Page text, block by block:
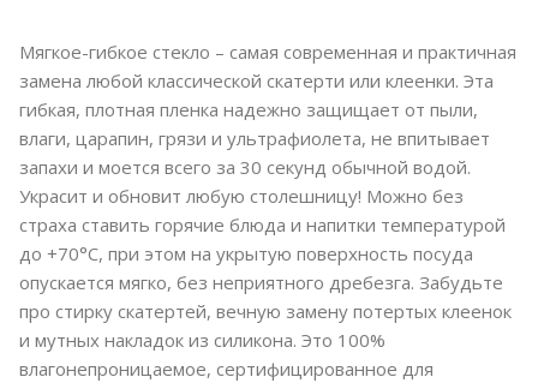
Мягкое-гибкое стекло – самая современная и практичная
замена любой классической скатерти или клеенки. Эта
гибкая, плотная пленка надежно защищает от пыли,
влаги, царапин, грязи и ультрафиолета, не впитывает
запахи и моется всего за 30 секунд обычной водой.
Украсит и обновит любую столешницу! Можно без
страха ставить горячие блюда и напитки температурой
до +70°C, при этом на укрытую поверхность посуда
опускается мягко, без неприятного дребезга. Забудьте
про стирку скатертей, вечную замену потертых клеенок
и мутных накладок из силикона. Это 100%
влагонепроницаемое, сертифицированное для